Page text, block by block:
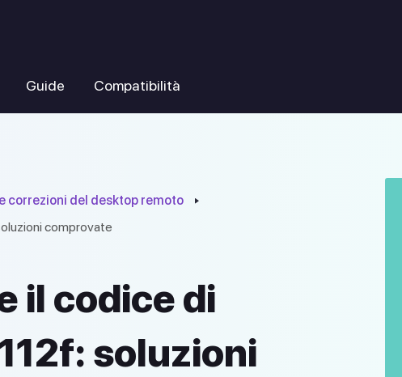
Guide Compatibilità
correzioni del desktop remoto
comprovate
il codice di
soluzioni